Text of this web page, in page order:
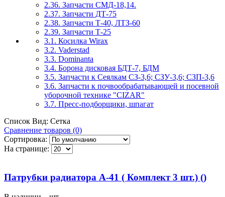
2.36. Запчасти СМД-18,14.
2.37. Запчасти ДТ-75
2.38. Запчасти Т-40, ЛТЗ-60
2.39. Запчасти Т-25
3.1. Косилка Wirax
3.2. Vaderstad
3.3. Dominanta
3.4. Борона дисковая БДТ-7, БДМ
3.5. Запчасти к Сеялкам СЗ-3,6; СЗУ-3,6; СЗП-3,6
3.6. Запчасти к почвообрабатывающей и посевной
уборочной технике "CIZAR"
3.7. Пресс-подборщики, шпагат
Список Вид: Сетка
Сравнение товаров (0)
Сортировка:
На странице:
Патрубки радиатора А-41 ( Комплект 3 шт.) ()